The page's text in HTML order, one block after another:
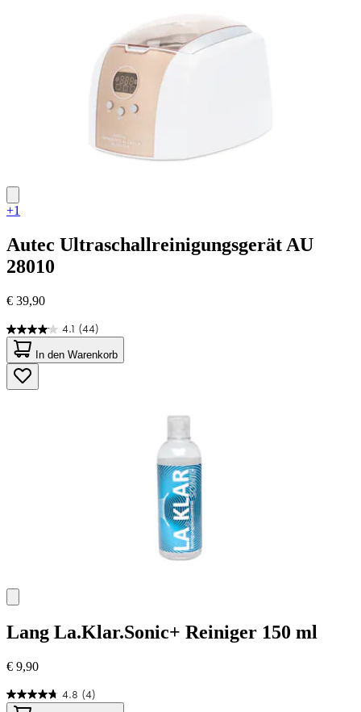
+1
Autec Ultraschallreinigungsgerät AU
28010
€ 39,90
4.1 (44)
4.1
von
5
Sternen.
44
In den Warenkorb
Lang La.Klar.Sonic+ Reiniger 150 ml
€ 9,90
4.8 (4)
4.8